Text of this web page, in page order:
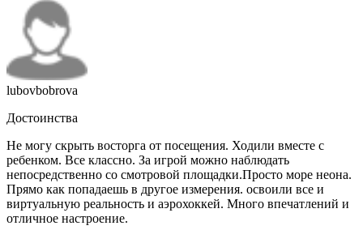
lubovbobrova
Достоинства
Не могу скрыть восторга от посещения. Ходили вместе с
ребенком. Все классно. За игрой можно наблюдать
непосредственно со смотровой площадки.Просто море неона.
Прямо как попадаешь в другое измерения. освоили все и
виртуальную реальность и аэрохоккей. Много впечатлений и
отличное настроение.